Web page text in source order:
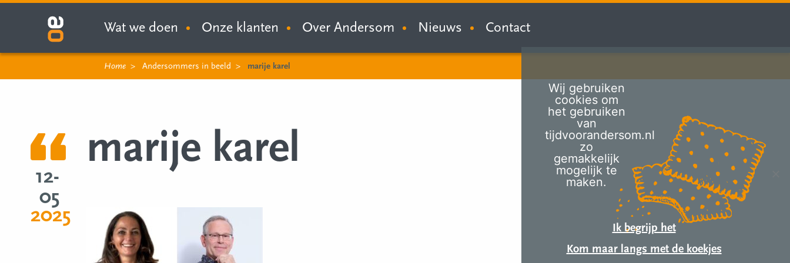
Wat we doen Onze klanten Over Andersom Nieuws Contact
Home Andersommers in beeld marije karel
12-
05
2025
marije karel
Wij gebruiken
cookies om
het gebruiken
van
tijdvoorandersom.nl
zo
gemakkelijk
mogelijk te
maken.
Ik begrijp het
Kom maar langs met de koekjes